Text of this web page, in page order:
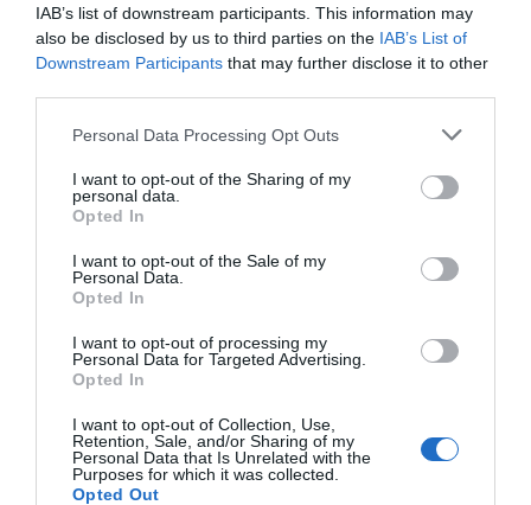
IAB’s list of downstream participants. This information may
also be disclosed by us to third parties on the IAB’s List of
Downstream Participants that may further disclose it to other
Personal Data Processing Opt Outs
I want to opt-out of the Sharing of my
personal data.
Opted In
I want to opt-out of the Sale of my
Personal Data.
Opted In
I want to opt-out of processing my
Personal Data for Targeted Advertising.
Opted In
I want to opt-out of Collection, Use,
Retention, Sale, and/or Sharing of my
Personal Data that Is Unrelated with the
Purposes for which it was collected.
Opted Out
Villa Talente- Talente - Via Empolese, 107 (Firenze)
"Villa Talente occupa un'incantevole posizione nel cuore della
Toscana, fra le spettacolari colline del Chianti Classico,..."
Villa Teresa- Mestre - Via Podgora, 37/A (Venezia)
ottimo collegamento con il centro storico della sple..."
Villa Teresa- Porto Azzurro - Loc. Bocchetto (Livorno)
"Villa Teresa è un'elegante dimora dell'800 situata a breve distanza dal
centro abitato di Porto Azzurro. Circondata dal..."
Villa Terra Nostra - Vieste - Località Piano Grande (Foggia)
"Villa Terra Nostra Bed and Breakfast sorge in una verde tenuta a soli 6
km dal centro di Vieste, nel cuore del Parco Na..."
Villa Tina- Forio - Via Provinciale Panza, 96 (Napoli)
"Il Residence Villa Tina sorge sul versante sud-occidentale dell'isola di
Ischia nei pressi del centro di Forio e delle s..."
Villa Tirreno- Tarquinia - Via B. Croce, 2 (Viterbo)
"Situato nel cuore della Tuscia, a pochi chilometri da Roma e dal mare,
l'Hotel Villa Tirreno, di nuovissima costruzione,..."